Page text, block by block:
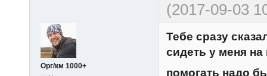
(2017-09-03
Орг/км 1000+
Тебе сразу
сидеть у меня на
помогать надо